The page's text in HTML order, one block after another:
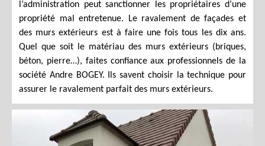
l’administration peut sanctionner les propriétaires d’une
propriété mal entretenue. Le ravalement de façades et
des murs extérieurs est à faire une fois tous les dix ans.
Quel que soit le matériau des murs extérieurs (briques,
béton, pierre…), faites confiance aux professionnels de la
société Andre BOGEY. Ils savent choisir la technique pour
assurer le ravalement parfait des murs extérieurs.